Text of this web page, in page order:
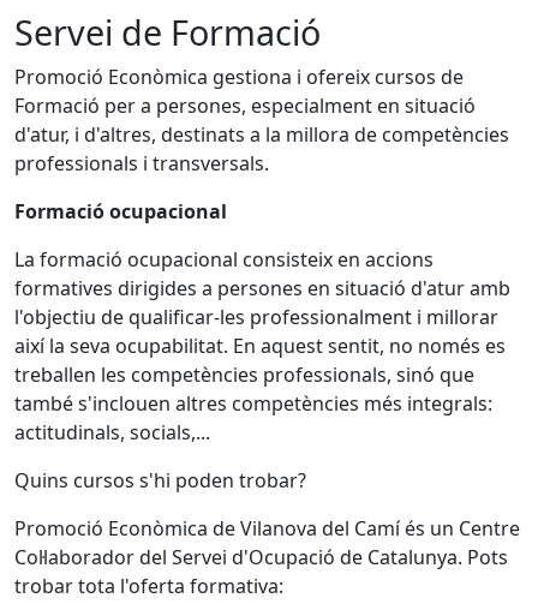
Servei de Formació
Promoció Econòmica gestiona i ofereix cursos de
Formació per a persones, especialment en situació
d'atur, i d'altres, destinats a la millora de competències
professionals i transversals.
Formació ocupacional
La formació ocupacional consisteix en accions
formatives dirigides a persones en situació d'atur amb
l'objectiu de qualificar-les professionalment i millorar
així la seva ocupabilitat. En aquest sentit, no només es
treballen les competències professionals, sinó que
també s'inclouen altres competències més integrals:
actitudinals, socials,...
Quins cursos s'hi poden trobar?
Promoció Econòmica de Vilanova del Camí és un Centre
Col·laborador del Servei d'Ocupació de Catalunya. Pots
trobar tota l'oferta formativa: